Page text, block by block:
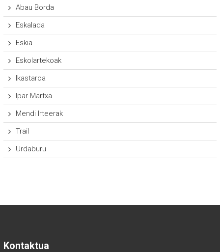
Abau Borda
Eskalada
Eskia
Eskolartekoak
Ikastaroa
Ipar Martxa
Mendi Irteerak
Trail
Urdaburu
Kontaktua